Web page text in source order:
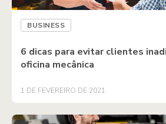
BUSINESS
6 dicas para evitar clientes
oficina mecânica
1 DE FEVEREIRO DE 2021